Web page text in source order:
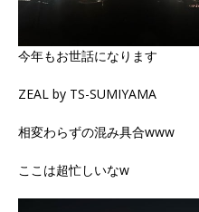
今年もお世話になります
ZEAL by TS-SUMIYAMA
相変わらずの混み具合www
ここは超忙しいなw